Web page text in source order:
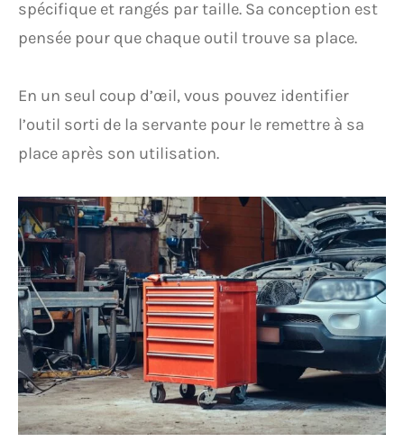
spécifique et rangés par taille. Sa conception est
pensée pour que chaque outil trouve sa place.
En un seul coup d’œil, vous pouvez identifier
l’outil sorti de la servante pour le remettre à sa
place après son utilisation.